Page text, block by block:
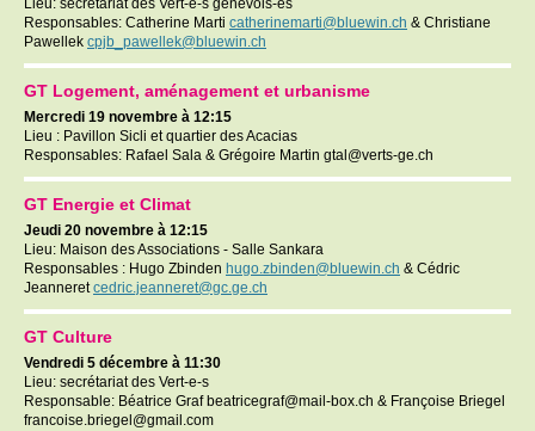
Lieu: secrétariat des Vert-e-s genevois-es
Responsables: Catherine Marti catherinemarti@bluewin.ch & Christiane
Pawellek cpjb_pawellek@bluewin.ch
GT Logement, aménagement et urbanisme
Mercredi 19 novembre à 12:15
Lieu : Pavillon Sicli et quartier des Acacias
Responsables: Rafael Sala & Grégoire Martin gtal@verts-ge.ch
GT Energie et Climat
Jeudi 20 novembre à 12:15
Lieu: Maison des Associations - Salle Sankara
Responsables : Hugo Zbinden hugo.zbinden@bluewin.ch & Cédric
Jeanneret cedric.jeanneret@gc.ge.ch
GT Culture
Vendredi 5 décembre à 11:30
Lieu: secrétariat des Vert-e-s
Responsable: Béatrice Graf beatricegraf@mail-box.ch & Françoise Briegel
francoise.briegel@gmail.com